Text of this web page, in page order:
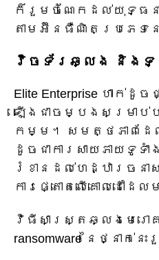
ក៏រួមចំណែកដល់យុទ្ធ
តាមអ៊ីនធឺណិតប្រភេទនេ
វ៉ិចទ័រឆ្លង និងទ
Elite Enterprise ហាក់ដូ
ឡើងជាចម្បងសម្រាប់ប
កម្ម។ សមត្ថភាពដែ
ដូចជាការសាយភាយទូទ
រំខានដល់ហេដ្ឋារចន
ការផ្តោតលើគោលដៅដែ
វិធីសាស្ត្រឆ្លងមេរោ
ransomware នៃថ្នាក់នេ